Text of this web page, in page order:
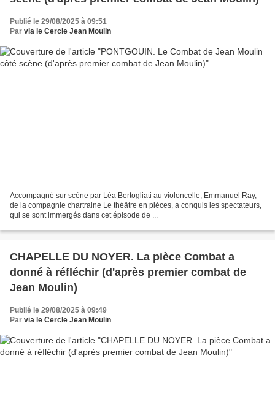
Publié le 29/08/2025 à 09:51
Par via le Cercle Jean Moulin
Accompagné sur scène par Léa Bertogliati au violoncelle, Emmanuel Ray,
de la compagnie chartraine Le théâtre en pièces, a conquis les spectateurs,
qui se sont immergés dans cet épisode de ...
CHAPELLE DU NOYER. La pièce Combat a
donné à réfléchir (d'après premier combat de
Jean Moulin)
Publié le 29/08/2025 à 09:49
Par via le Cercle Jean Moulin